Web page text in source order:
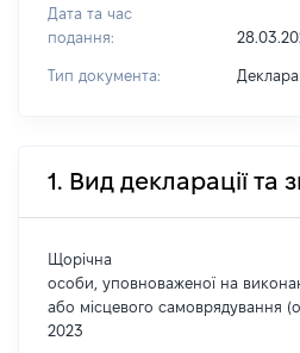
Дата та час
подання:
Тип документа:
1. Вид декларації та
Щорічна
особи, уповноваженої на
або місцевого самоврядування
2023